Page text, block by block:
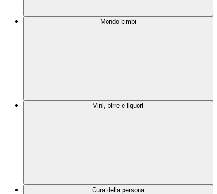
Mondo bimbi
Vini, birre e liquori
Cura della persona